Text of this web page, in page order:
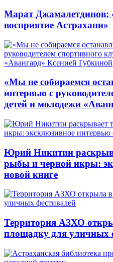
Марат Джамалетдинов:
восприятие Астрахани»
«Мы не собираемся
интервью с
детей и молодежи
Юрий Никитин
рыбы и черной икры:
новой книге
Территория АЗХО
площадку для уличных